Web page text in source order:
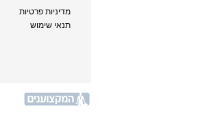
מדיניות פרטיות
תנאי שימוש